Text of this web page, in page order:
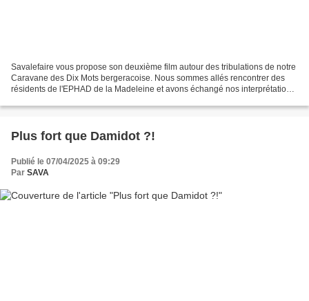
Savalefaire vous propose son deuxième film autour des tribulations de notre
Caravane des Dix Mots bergeracoise. Nous sommes allés rencontrer des
résidents de l'EPHAD de la Madeleine et avons échangé nos interprétations
Plus fort que Damidot ?!
Publié le 07/04/2025 à 09:29
Par SAVA